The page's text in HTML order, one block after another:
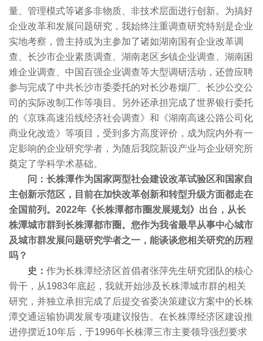
量、管理模式等诸多非物质、非技术层面进行创新。为搞好
企业改革和发展问题研究，我始终注重调查研究特别是企业
实地考察，曾主持或为主参加了诸如湖南国有企业改革调
查、长沙市企业素质调查、湖南老区乡镇企业调查、湖南困
难企业调查、中国百强企业调查等大型调研活动，还曾应聘
参与完成了中共长沙市委委托的对长沙卷烟厂、长沙公交公
司的实际改制工作等项目。另外还承担完成了世界银行委托
的《京珠高速沿线经济社会调查》和《湖南高速公路公司化
商业化改造》等项目，受到多方高度评价，成为院内外有一
定影响的企业研究学者，为随后我院新设产业与企业研究所
奠定了学科学术基础。
问：长株潭作为国家两型社会建设改革试验区和国家自
主创新示范区，目前在加快改革创新和转型升级方面都走在
全国前列。2022年《长株潭都市圈发展规划》出台，从长
株潭城市群到长株潭都市圈。您作为我省最早从事中心城市
及城市群发展问题研究学者之一，能谈谈您相关研究的历程
吗？
史： 作为长株潭经济区首倡者张萍先生研究团队的核心
骨干，从1983年底起，我就开始涉及长株潭城市群的相关
研究，并独立承担完成了后提交省委决策建议方案中的长株
潭交通运输协调发展专项建议报告。在长株潭经济区建设推
进停摆近10年后，于1996年长株潭三市主要领导强烈要求